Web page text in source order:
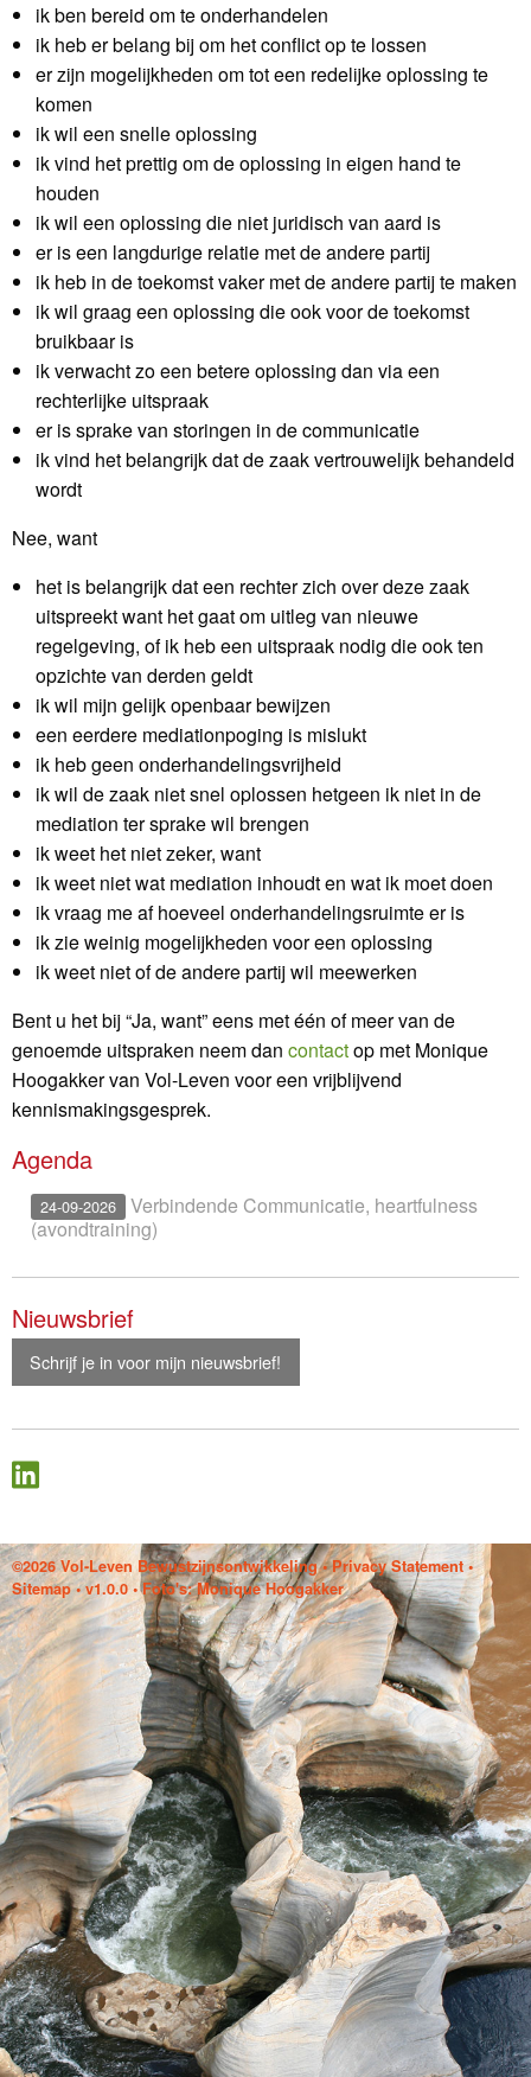
ik ben bereid om te onderhandelen
ik heb er belang bij om het conflict op te lossen
er zijn mogelijkheden om tot een redelijke oplossing te
komen
ik wil een snelle oplossing
ik vind het prettig om de oplossing in eigen hand te
houden
ik wil een oplossing die niet juridisch van aard is
er is een langdurige relatie met de andere partij
ik heb in de toekomst vaker met de andere partij te maken
ik wil graag een oplossing die ook voor de toekomst
bruikbaar is
ik verwacht zo een betere oplossing dan via een
rechterlijke uitspraak
er is sprake van storingen in de communicatie
ik vind het belangrijk dat de zaak vertrouwelijk behandeld
wordt
Nee, want
het is belangrijk dat een rechter zich over deze zaak
uitspreekt want het gaat om uitleg van nieuwe
regelgeving, of ik heb een uitspraak nodig die ook ten
opzichte van derden geldt
ik wil mijn gelijk openbaar bewijzen
een eerdere mediationpoging is mislukt
ik heb geen onderhandelingsvrijheid
ik wil de zaak niet snel oplossen hetgeen ik niet in de
mediation ter sprake wil brengen
ik weet het niet zeker, want
ik weet niet wat mediation inhoudt en wat ik moet doen
ik vraag me af hoeveel onderhandelingsruimte er is
ik zie weinig mogelijkheden voor een oplossing
ik weet niet of de andere partij wil meewerken
Bent u het bij “Ja, want” eens met één of meer van de
genoemde uitspraken neem dan contactop met Monique
Hoogakker van Vol-Leven voor een vrijblijvend
kennismakingsgesprek.
Agenda
24-09-2026
Verbindende Communicatie, heartfulness
(avondtraining)
Nieuwsbrief
Schrijf je in voor mijn nieuwsbrief!
©2026 Vol-Leven Bewustzijnsontwikkeling•Privacy Statement •
Sitemap• v1.0.0 • Foto's: Monique Hoogakker